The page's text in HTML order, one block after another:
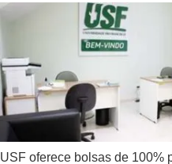
USF oferece bolsas de 100%